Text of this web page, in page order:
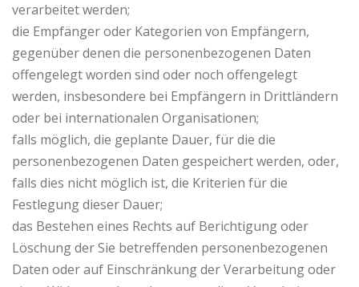
verarbeitet werden;
die Empfänger oder Kategorien von Empfängern,
gegenüber denen die personenbezogenen Daten
offengelegt worden sind oder noch offengelegt
werden, insbesondere bei Empfängern in Drittländern
oder bei internationalen Organisationen;
falls möglich, die geplante Dauer, für die die
personenbezogenen Daten gespeichert werden, oder,
falls dies nicht möglich ist, die Kriterien für die
Festlegung dieser Dauer;
das Bestehen eines Rechts auf Berichtigung oder
Löschung der Sie betreffenden personenbezogenen
Daten oder auf Einschränkung der Verarbeitung oder